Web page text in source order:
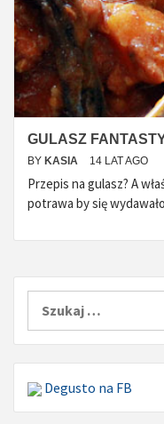
GULASZ
BY KASIA 14 LAT AGO
Przepis na gulasz? A
potrawa by się
Degusto na FB